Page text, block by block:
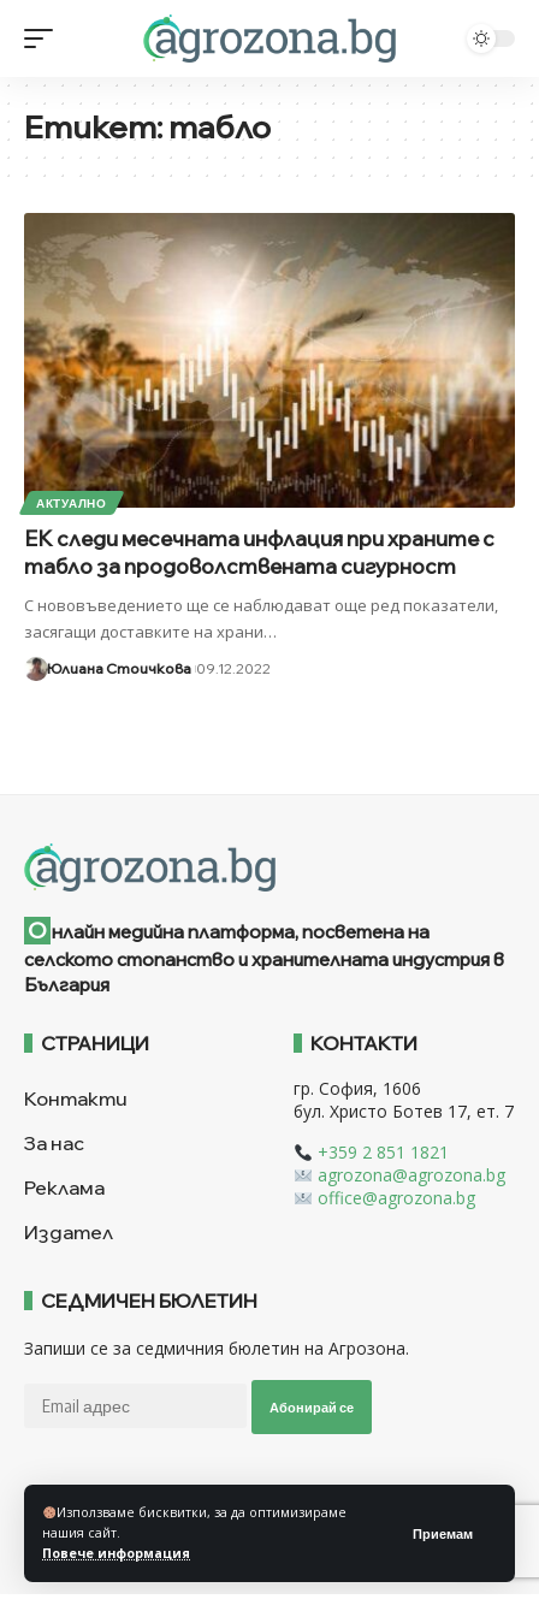
Използваме бисквитки, за да оптимизираме
нашия сайт.
Повече информация
Приемам
Етикет:табло
АКТУАЛНО
ЕК следи месечната инфлация при храните с
табло за продоволствената сигурност
С нововъведението ще се наблюдават още ред показатели,
засягащи доставките на храни…
Юлиана Стоичкова 09.12.2022
О нлайн медийна платформа, посветена на
селското стопанство и хранителната индустрия в
България
СТРАНИЦИ
Контакти
За нас
Реклама
Издател
КОНТАКТИ
гр. София, 1606
бул. Христо Ботев 17, ет. 7
+359 2 851 1821
agrozona@agrozona.bg
office@agrozona.bg
СЕДМИЧЕН БЮЛЕТИН
Запиши се за седмичния бюлетин на Агрозона.
Абонирай се
Последвайте ни